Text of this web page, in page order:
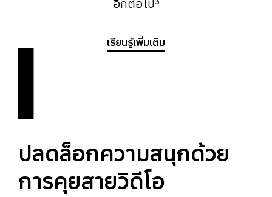
อีกต่อไป³
เรียนรู้เพิ่มเติม
1ปลดล็อกความสนุกด้วย
การคุยสายวิดีโอ